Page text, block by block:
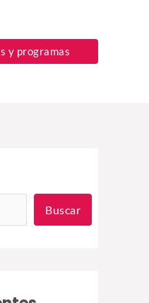
y programas
Buscar